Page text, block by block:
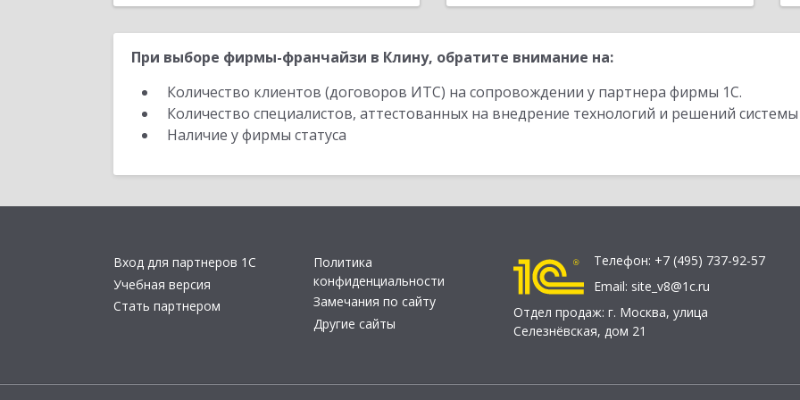
При выборе фирмы-франчайзи в Клину, обратите внимание на:
Количество клиентов (договоров ИТС) на сопровождении у партнера фирмы 1С.
Количество специалистов, аттестованных на внедрение технологий и решений
Наличие у фирмы статуса
Вход для партнеров 1С
Учебная версия
Стать партнером
Политика
конфиденциальности
Замечания по сайту
Другие сайты
Телефон: +7 (495) 737-92-57
Email: site_v8@1c.ru
Отдел продаж: г. Москва, улица
Селезнёвская, дом 21